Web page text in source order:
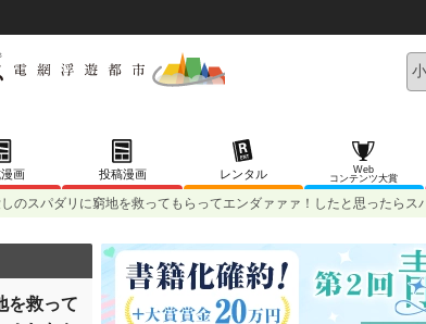
画 投稿漫画 レンタル
Web
コンテンツ大賞
のスパダリに窮地を救ってもらってエンダァァァ！したと思ったら
を救って